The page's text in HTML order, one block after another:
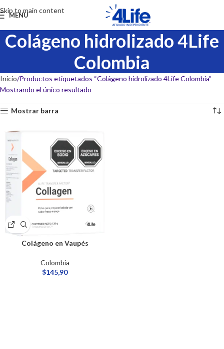
Skip to main content
MENU
Colágeno hidrolizado 4Life
Colombia
Inicio Productos etiquetados “Colágeno hidrolizado 4Life Colombia”
Mostrando el único resultado
Mostrar barra
Colágeno​ en Vaupés
Colombia
$145,90